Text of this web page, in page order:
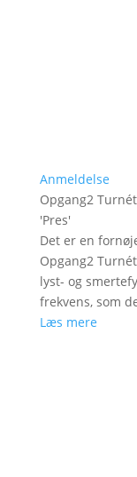
Anmeldelse
Opgang2
'Pres'
Det er en
Opgang2
lyst- og
frekvens, som
Læs mere